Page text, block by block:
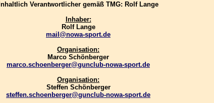
Inhaltlich Verantwortlicher gemäß TMG: Rolf Lange
Inhaber:
Rolf Lange
mail@nowa-sport.de
Organisation:
Marco Schönberger
marco.schoenberger@gunclub-nowa-sport.de
Organisation:
Steffen Schönberger
steffen.schoenberger@gunclub-nowa-sport.de